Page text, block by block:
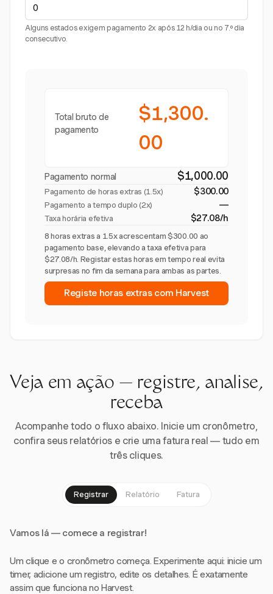
Alguns estados exigem pagamento 2x após 12 h/dia ou no 7.º dia
consecutivo.
Total bruto de
pagamento
$1,300.
00
Pagamento normal $1,000.00
Pagamento de horas extras (1.5x) $300.00
Pagamento a tempo duplo (2x) —
Taxa horária efetiva $27.08/h
8 horas extras a 1.5x acrescentam $300.00 ao
pagamento base, elevando a taxa efetiva para
$27.08/h. Registar estas horas em tempo real evita
surpresas no fim da semana para ambas as partes.
Registe horas extras com Harvest
Veja em ação — registre, analise,
receba
Acompanhe todo o fluxo abaixo. Inicie um cronômetro,
confira seus relatórios e crie uma fatura real — tudo em
três cliques.
Registrar Relatório Fatura
Vamos lá — comece a registrar!
Um clique e o cronômetro começa. Experimente aqui: inicie um
timer, adicione um registro, edite os detalhes. É exatamente
assim que funciona no Harvest.